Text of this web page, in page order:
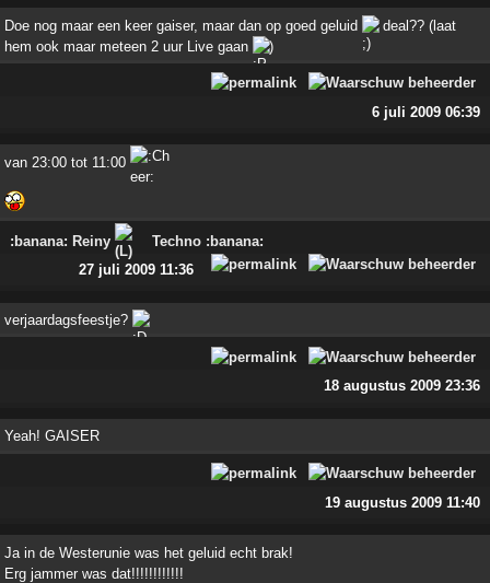
Doe nog maar een keer gaiser, maar dan op goed geluid
deal?? (laat
hem ook maar meteen 2 uur Live gaan
)
6 juli 2009 06:39
van 23:00 tot 11:00
:banana: Reiny
Techno :banana:
27 juli 2009 11:36
verjaardagsfeestje?
18 augustus 2009 23:36
Yeah! GAISER
19 augustus 2009 11:40
Ja in de Westerunie was het geluid echt brak!
Erg jammer was dat!!!!!!!!!!!!